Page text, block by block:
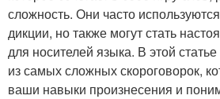
сложность. Они часто
дикции, но также могут стать
для носителей языка. В этой
из самых сложных скороговорок,
ваши навыки произнесения и